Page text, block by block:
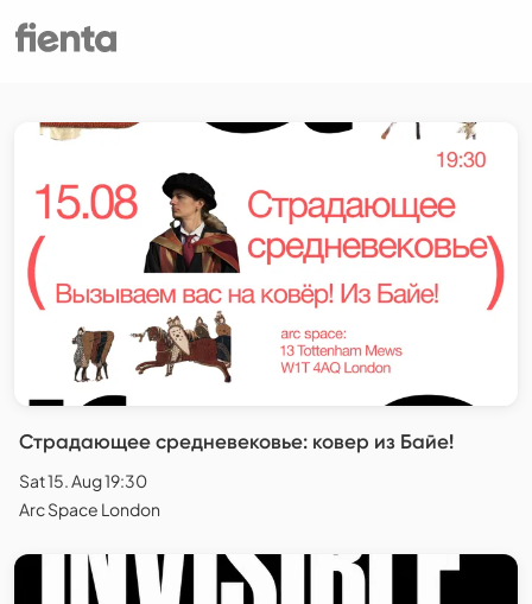
Страдающее средневековье: ковер из Байе!
Sat 15. Aug 19:30
Arc Space London